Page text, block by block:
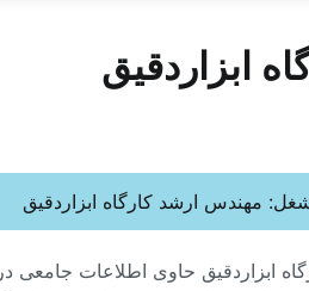
ابزاردقیق
ابزاردقیق حاوی اطلاعات جامعی در
مهندس ارشد کارگاه ابزاردقیق